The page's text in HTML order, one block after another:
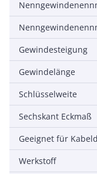
Gewindesteigung
Gewindelänge
Schlüsselweite
Sechskant Eckmaß
Werkstoff